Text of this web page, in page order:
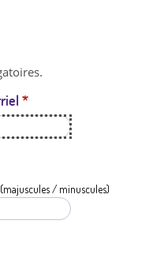
*
/ minuscules)